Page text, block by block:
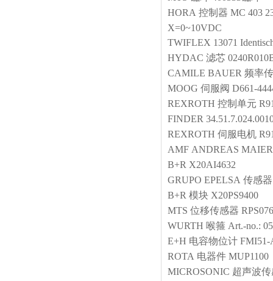
HORA 控制器 MC 403
X=0~10VDC
TWIFLEX 13071
HYDAC 滤芯
CAMILE BAUER 频率
MOOG 伺服阀 D661-
REXROTH 控制单元
FINDER
REXROTH 伺服电机
AMF ANDREAS
B+R X20AI4632
GRUPO EPELSA 传感器
B+R 模块 X20PS9400
MTS 位移传感器
WURTH 喉箍 Art.-no.:
E+H 电容物位计 FMI51-
ROTA 电器件 MUP1100
MICROSONIC 超声波